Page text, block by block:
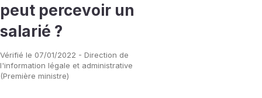
peut percevoir un
salarié ?
Vérifié le 07/01/2022 - Direction de
l'information légale et administrative
(Première ministre)